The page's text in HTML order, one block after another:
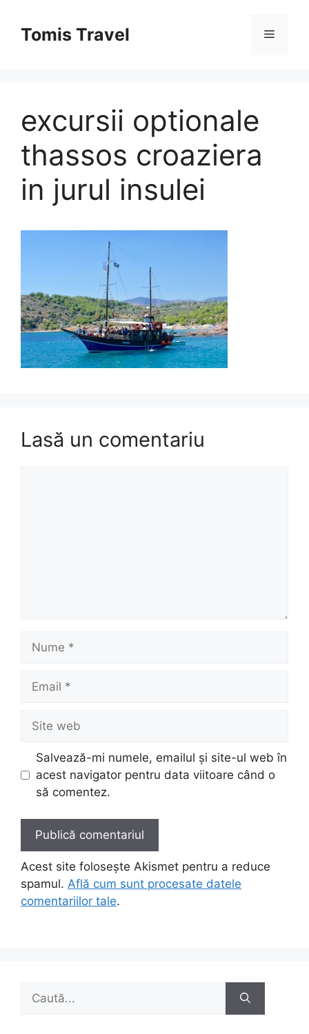
conținutTomis Travel Meniu
excursii optionale
thassos croaziera
in jurul insulei
Lasă un comentariu
Nume
Email
Site
web
Salvează-mi numele, emailul și site-ul web în
acest navigator pentru data viitoare când o
să comentez.
Acest site folosește Akismet pentru a reduce
spamul. Află cum sunt procesate datele
comentariilor tale.
Caută